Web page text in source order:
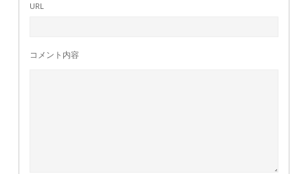
URL
コメント内容